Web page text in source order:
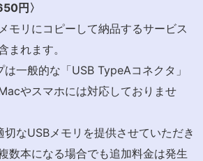
円〉
モリにコピーして納品するサービス
まれます。
一般的な「USB TypeAコネクタ」
やスマホには対応しておりませ
なUSBメモリを提供させていただき
数本になる場合でも追加料金は発生